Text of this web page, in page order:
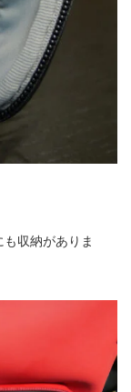
収納がありま